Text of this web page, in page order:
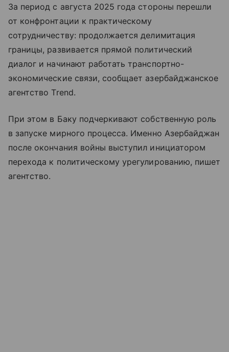
За период с августа 2025 года стороны перешли
от конфронтации к практическому
сотрудничеству: продолжается делимитация
границы, развивается прямой политический
диалог и начинают работать транспортно-
экономические связи, сообщает азербайджанское
агентство Trend.
При этом в Баку подчеркивают собственную роль
в запуске мирного процесса. Именно Азербайджан
после окончания войны выступил инициатором
перехода к политическому урегулированию, пишет
агентство.